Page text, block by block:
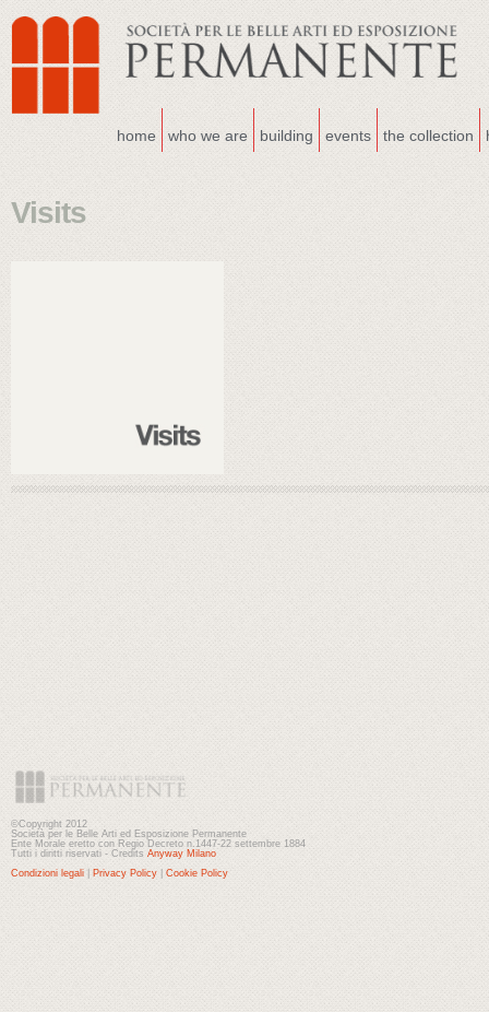
home who we are building events the collection
Visits
©Copyright 2012
Società per le Belle Arti ed Esposizione Permanente
Ente Morale eretto con Regio Decreto n.1447-22 settembre 1884
Tutti i diritti riservati - Credits Anyway Milano
Condizioni legali
Privacy Policy Cookie Policy